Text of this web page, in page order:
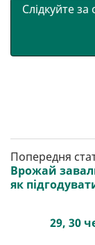
Слідкуйте
Попередня
Врожай
як
29, 30